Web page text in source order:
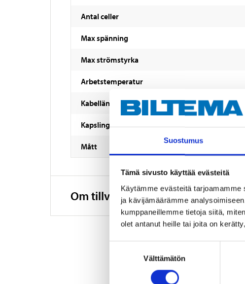
Suostumus
Tämä sivusto käyttää evästeitä
Käytämme evästeitä
ja kävijämäärämme
kumppaneillemme tietoja siitä,
olet antanut heille tai joita on
Välttämätön
Antal celler
Max spänning
Max strömstyrka
Arbetstemperatur
Kabellängd
Kapslingsklass
Mått
Om tillverkaren